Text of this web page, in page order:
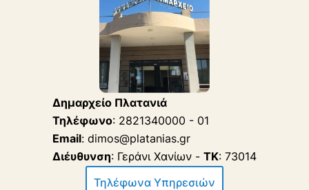
Δημαρχείο Πλατανιά
Τηλέφωνο: 2821340000 - 01
Email: dimos@platanias.gr
Διέυθυνση: Γεράνι Χανίων - ΤΚ: 73014
Τηλέφωνα Υπηρεσιών